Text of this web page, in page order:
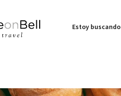
Estoy buscando